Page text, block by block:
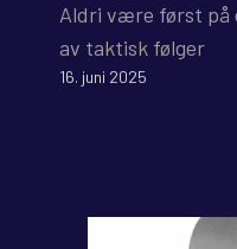
Aldri være først på
av taktisk følger
16. juni 2025